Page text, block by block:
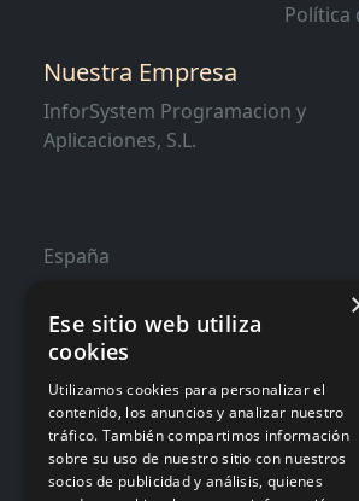
Política
Nuestra Empresa
InforSystem Programacion y
Aplicaciones, S.L.
España
Suscribete a nuestro
Te informaremos de ofertas y
Email
Ese sitio web utiliza
cookies
Utilizamos cookies para personalizar el
contenido, los anuncios y analizar nuestro
tráfico. También compartimos información
sobre su uso de nuestro sitio con nuestros
socios de publicidad y análisis, quienes